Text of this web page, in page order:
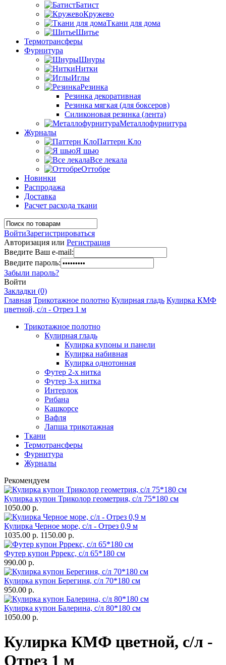
Батист
Кружево
Ткани для дома
Шитье
Термотрансферы
Фурнитура
Шнуры
Нитки
Иглы
Резинка
Резинка декоративная
Резинка мягкая (для боксеров)
Силиконовая резинка (лента)
Металлофурнитура
Журналы
Паттерн Кло
Я шью
Все лекала
Оттобре
Новинки
Распродажа
Доставка
Расчет расхода ткани
ВойтиЗарегистрироваться
Авторизация или Регистрация
Введите Ваш e-mail:
Введите пароль:
Забыли пароль?
Войти
Закладки (0)
Главная Трикотажное полотно Кулирная гладь Кулирка КМФ
цветной, с/л - Отрез 1 м
Трикотажное полотно
Кулирная гладь
Кулирка купоны и панели
Кулирка набивная
Кулирка однотонная
Футер 2-х нитка
Футер 3-х нитка
Интерлок
Рибана
Кашкорсе
Вафля
Лапша трикотажная
Ткани
Термотрансферы
Фурнитура
Журналы
Рекомендуем
Кулирка купон Триколор геометрия, с/л 75*180 см
1050.00 р.
Кулирка Черное море, с/л - Отрез 0,9 м
1035.00 р. 1150.00 р.
Футер купон Рррекс, с/л 65*180 см
990.00 р.
Кулирка купон Берегиня, с/л 70*180 см
950.00 р.
Кулирка купон Балерина, с/л 80*180 см
1050.00 р.
Кулирка КМФ цветной, с/л -
Отрез 1 м